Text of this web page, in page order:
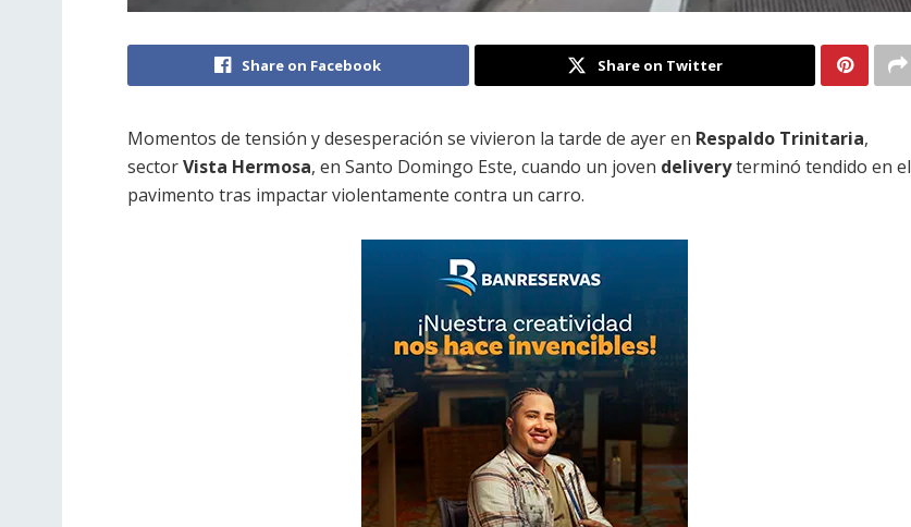
Share on Facebook Share on Twitter
Momentos de tensión y desesperación se vivieron la tarde de ayer en Respaldo Trinitaria,
sectorVista Hermosa, en Santo Domingo Este, cuando un joven deliveryterminó tendido en el
pavimento tras impactar violentamente contra un carro.